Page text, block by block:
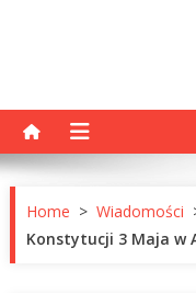
Home > Wiadomości
Konstytucji 3 Maja w